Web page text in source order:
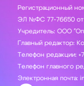
Регистрационный
ЭЛ №ФС 77-76650 от
Учредитель: ООО
Главный редактор:
Телефон редакции:
Телефон главного
Электронная почта: